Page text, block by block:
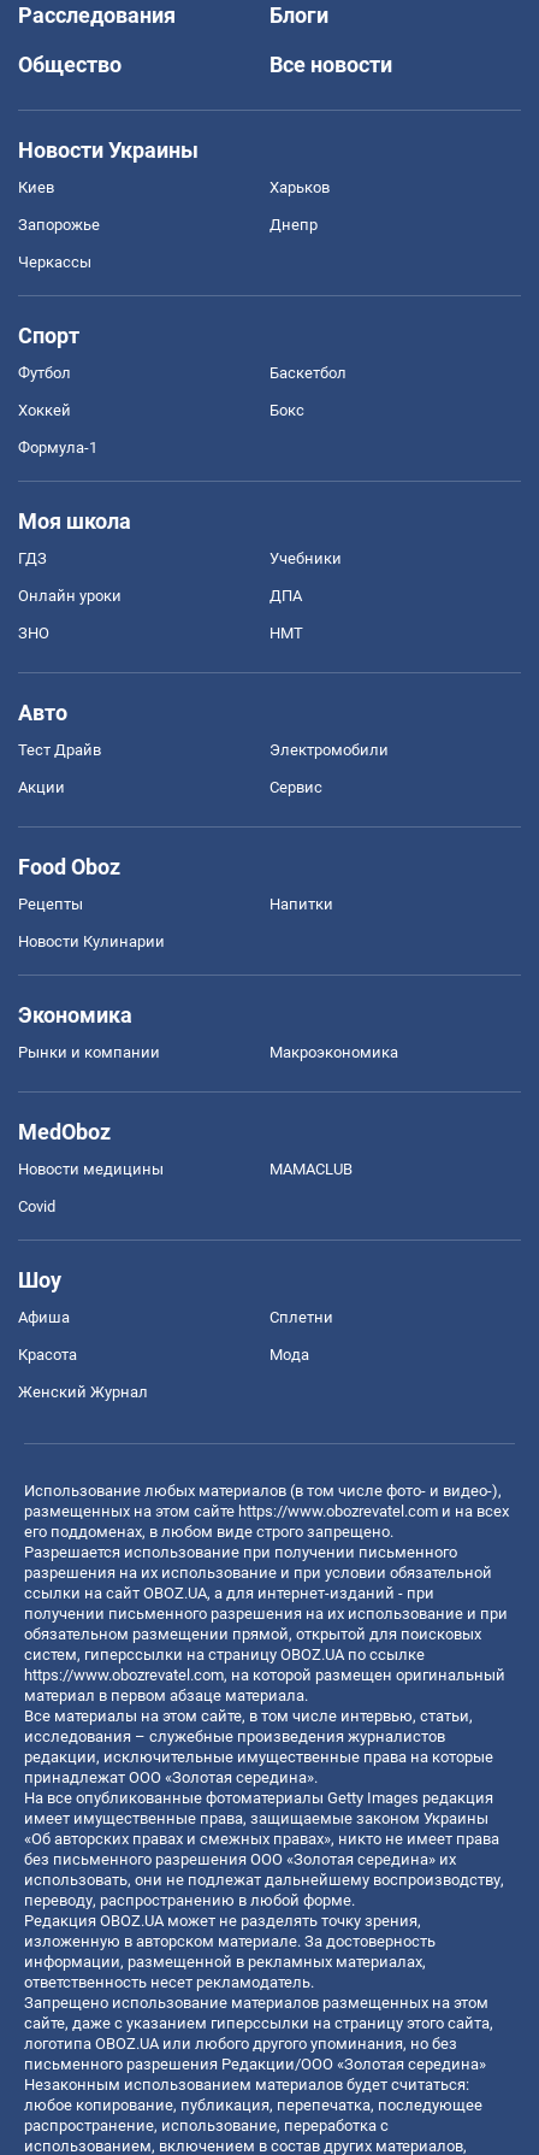
Расследования
Блоги
Общество
Все новости
Новости Украины
Киев Харьков
Запорожье Днепр
Черкассы
Спорт
Футбол Баскетбол
Хоккей Бокс
Формула-1
Моя школа
ГДЗ Учебники
Онлайн уроки ДПА
ЗНО НМТ
Авто
Тест Драйв Электромобили
Акции Сервис
Food Oboz
Рецепты Напитки
Новости Кулинарии
Экономика
Рынки и компании Mакроэкономика
MedOboz
Новости медицины MAMACLUB
Covid
Шоу
Афиша Сплетни
Красота Мода
Женский Журнал
Использование любых материалов (в том числе фото- и видео-),
размещенных на этом сайте https://www.obozrevatel.com и на всех
его поддоменах, в любом виде строго запрещено.
Разрешается использование при получении письменного
разрешения на их использование и при условии обязательной
ссылки на сайт OBOZ.UA, а для интернет-изданий - при
получении письменного разрешения на их использование и при
обязательном размещении прямой, открытой для поисковых
систем, гиперссылки на страницу OBOZ.UA по ссылке
https://www.obozrevatel.com, на которой размещен оригинальный
материал в первом абзаце материала.
Все материалы на этом сайте, в том числе интервью, статьи,
исследования – служебные произведения журналистов
редакции, исключительные имущественные права на которые
принадлежат ООО «Золотая середина».
На все опубликованные фотоматериалы Getty Images редакция
имеет имущественные права, защищаемые законом Украины
«Об авторских правах и смежных правах», никто не имеет права
без письменного разрешения ООО «Золотая середина» их
использовать, они не подлежат дальнейшему воспроизводству,
переводу, распространению в любой форме.
Редакция OBOZ.UA может не разделять точку зрения,
изложенную в авторском материале. За достоверность
информации, размещенной в рекламных материалах,
ответственность несет рекламодатель.
Запрещено использование материалов размещенных на этом
сайте, даже с указанием гиперссылки на страницу этого сайта,
логотипа OBOZ.UA или любого другого упоминания, но без
письменного разрешения Редакции/ООО «Золотая середина»
Незаконным использованием материалов будет считаться:
любое копирование, публикация, перепечатка, последующее
распространение, использование, переработка с
использованием, включением в состав других материалов,